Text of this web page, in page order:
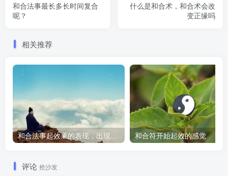
和合法事最长多长时间复合
呢？
什么是和合术，和合术会改
变正缘吗
相关推荐
和合法事起效果的表现，出现这些就要留意了 和合符开始起效的感觉
评论 抢沙发